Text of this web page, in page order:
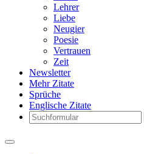
Lehrer
Liebe
Neugier
Poesie
Vertrauen
Zeit
Newsletter
Mehr Zitate
Sprüche
Englische Zitate